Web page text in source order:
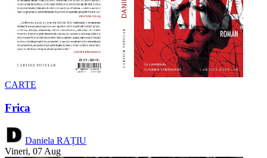
CARTE
Frica
Daniela RAȚIU
Vineri, 07 Aug